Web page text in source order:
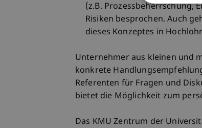
(z.B. Prozessbeherrschung,
Risiken besprochen. Auch
dieses Konzeptes in
Unternehmer aus kleinen und
konkrete
Referenten für Fragen und
bietet die Möglichkeit zum
Das KMU Zentrum der